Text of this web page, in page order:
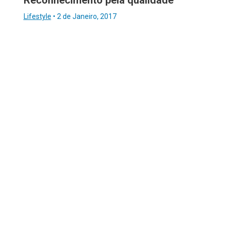
Lifestyle • 2 de Janeiro, 2017